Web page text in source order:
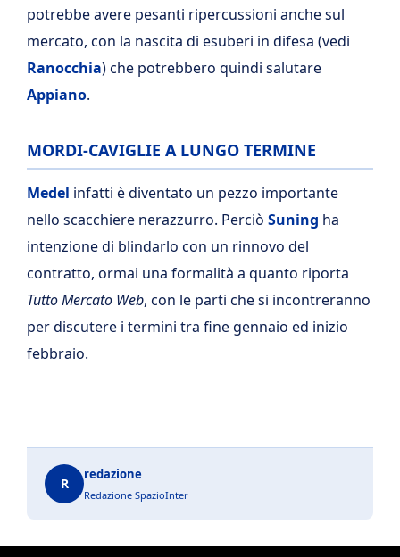
potrebbe avere pesanti ripercussioni anche sul
mercato, con la nascita di esuberi in difesa (vedi
Ranocchia) che potrebbero quindi salutare
Appiano.
MORDI-CAVIGLIE A LUNGO TERMINE
Medel infatti è diventato un pezzo importante
nello scacchiere nerazzurro. Perciò Suning ha
intenzione di blindarlo con un rinnovo del
contratto, ormai una formalità a quanto riporta
Tutto Mercato Web, con le parti che si incontreranno
per discutere i termini tra fine gennaio ed inizio
febbraio.
R
redazione
Redazione SpazioInter